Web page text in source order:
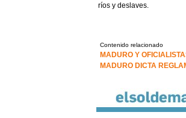
ríos y deslaves.
Contenido relacionado
MADURO Y
MADURO DICTA